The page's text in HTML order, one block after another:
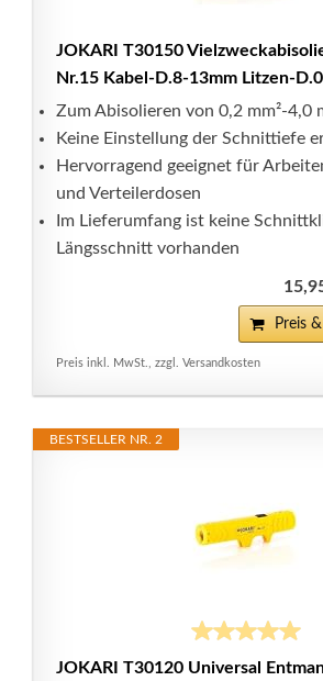
JOKARI T30150
Nr.15 Kabel-D.8-13mm Litzen-
Zum Abisolieren von 0,2 mm²-4,0
Keine Einstellung der Schnittiefe
Hervorragend geeignet für
und Verteilerdosen
Im Lieferumfang ist keine
Längsschnitt vorhanden
Preis
Preis inkl. MwSt., zzgl. Versandkosten
BESTSELLER NR. 2
JOKARI T30120 Universal